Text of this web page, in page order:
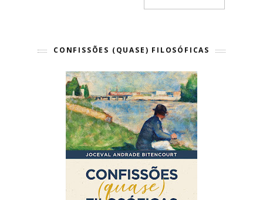
CONFISSÕES (QUASE) FILOSÓFICAS